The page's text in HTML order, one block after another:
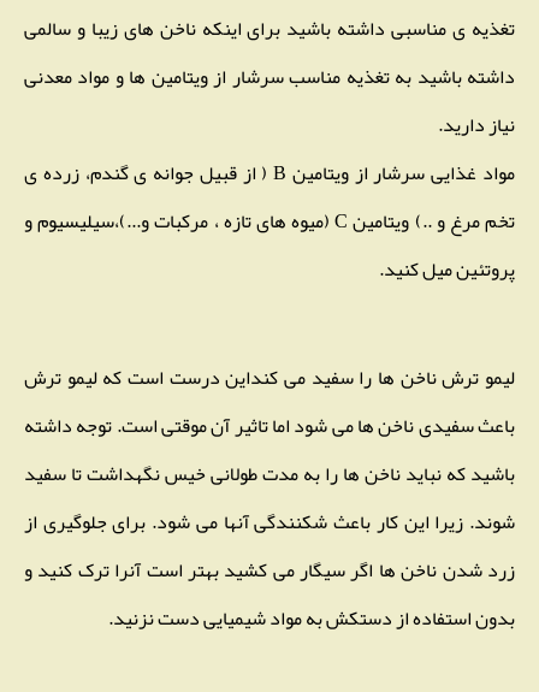
تغذیه ی مناسبی داشته باشید برای اینکه ناخن های زیبا و سالمی
داشته باشید به تغذیه مناسب سرشار از ویتامین ها و مواد معدنی
نیاز دارید.
مواد غذایی سرشار از ویتامین B ( از قبیل جوانه ی گندم، زرده ی
تخم مرغ و ..) ویتامین C (میوه های تازه ، مرکبات و...)،سیلیسیوم و
پروتئین میل کنید.
لیمو ترش ناخن ها را سفید می کنداین درست است که لیمو ترش
باعث سفیدی ناخن ها می شود اما تاثیر آن موقتی است. توجه داشته
باشید که نباید ناخن ها را به مدت طولانی خیس نگهداشت تا سفید
شوند. زیرا این کار باعث شکنندگی آنها می شود. برای جلوگیری از
زرد شدن ناخن ها اگر سیگار می کشید بهتر است آنرا ترک کنید و
بدون استفاده از دستکش به مواد شیمیایی دست نزنید.